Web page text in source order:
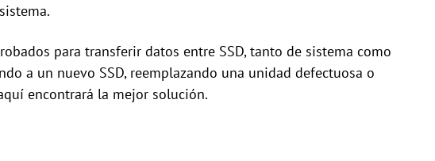
para transferir datos entre SSD, tanto de sistema como
a un nuevo SSD, reemplazando una unidad defectuosa o
encontrará la mejor solución.